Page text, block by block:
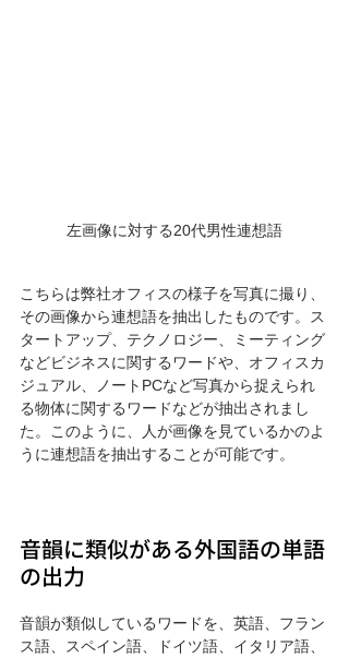
左画像に対する20代男性連想語
こちらは弊社オフィスの様子を写真に撮り、
その画像から連想語を抽出したものです。ス
タートアップ、テクノロジー、ミーティング
などビジネスに関するワードや、オフィスカ
ジュアル、ノートPCなど写真から捉えられ
る物体に関するワードなどが抽出されまし
た。このように、人が画像を見ているかのよ
うに連想語を抽出することが可能です。
音韻に類似がある外国語の単語
の出力
音韻が類似しているワードを、英語、フラン
ス語、スペイン語、ドイツ語、イタリア語、